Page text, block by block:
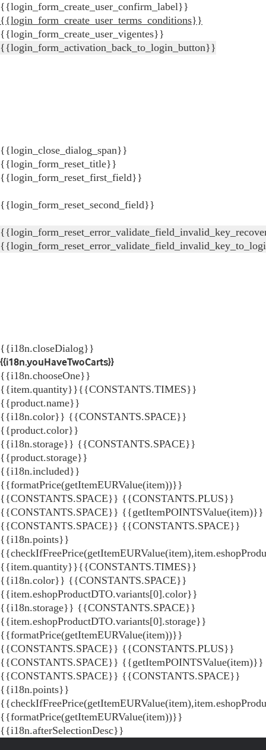
{{login_form_create_user_confirm_label}}
{{login_form_create_user_terms_conditions}}
{{login_form_create_user_vigentes}}
{{login_form_activation_back_to_login_button}}
{{login_close_dialog_span}}
{{login_form_reset_title}}
{{login_form_reset_first_field}}
{{login_form_reset_second_field}}
{{i18n.closeDialog}}
{{i18n.youHaveTwoCarts}}
{{i18n.chooseOne}}
{{item.quantity}}{{CONSTANTS.TIMES}}
{{product.name}}
{{i18n.color}} {{CONSTANTS.SPACE}}
{{product.color}}
{{i18n.storage}} {{CONSTANTS.SPACE}}
{{product.storage}}
{{i18n.included}}
{{formatPrice(getItemEURValue(item))}}
{{CONSTANTS.SPACE}} {{CONSTANTS.PLUS}}
{{CONSTANTS.SPACE}} {{getItemPOINTSValue(item)}}
{{CONSTANTS.SPACE}} {{CONSTANTS.SPACE}}
{{i18n.points}}
{{item.quantity}}{{CONSTANTS.TIMES}}
{{i18n.color}} {{CONSTANTS.SPACE}}
{{item.eshopProductDTO.variants[0].color}}
{{i18n.storage}} {{CONSTANTS.SPACE}}
{{item.eshopProductDTO.variants[0].storage}}
{{formatPrice(getItemEURValue(item))}}
{{CONSTANTS.SPACE}} {{CONSTANTS.PLUS}}
{{CONSTANTS.SPACE}} {{getItemPOINTSValue(item)}}
{{CONSTANTS.SPACE}} {{CONSTANTS.SPACE}}
{{i18n.points}}
{{formatPrice(getItemEURValue(item))}}
{{i18n.afterSelectionDesc}}